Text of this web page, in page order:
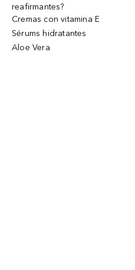
reafirmantes?
Cremas con vitamina E
Sérums hidratantes
Aloe Vera